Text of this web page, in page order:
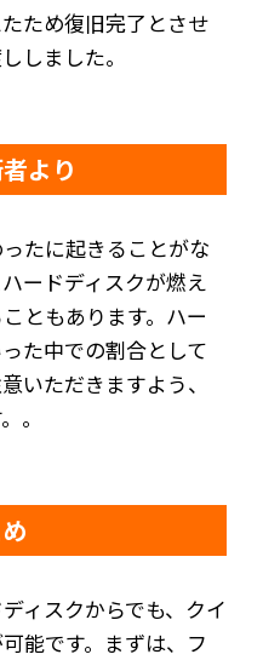
ため復旧完了とさせ
しました。
より
たに起きることがな
ードディスクが燃え
ともあります。ハー
た中での割合として
いただきますよう、
。
ィスクからでも、クイ
能です。まずは、フ